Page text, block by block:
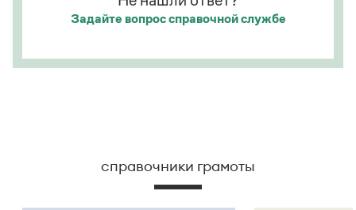
Страница ответаЗадайте вопроссправочной службе
справочники грамоты